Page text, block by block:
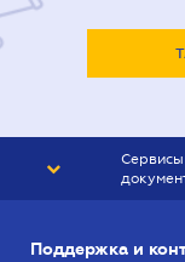
Сервисы
Поддержка и